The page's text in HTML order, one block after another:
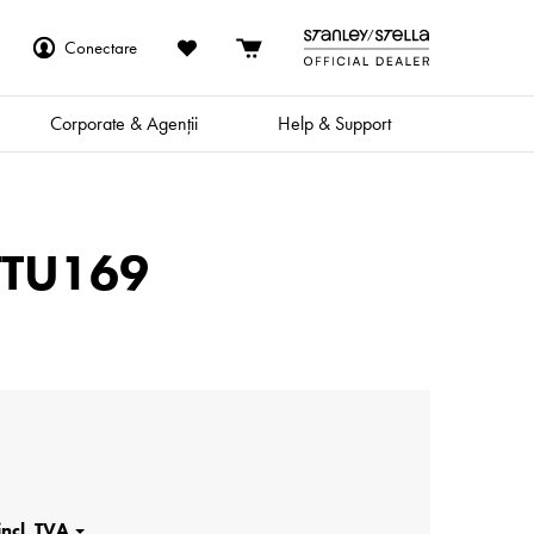
Conectare
Corporate & Agenții Help & Support